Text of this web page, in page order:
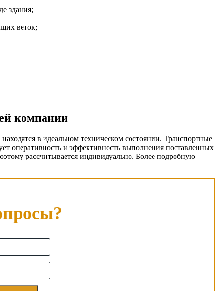
здания;
веток;
компании
в идеальном техническом состоянии. Транспортные
оперативность и эффективность выполнения поставленных
рассчитывается индивидуально. Более подробную